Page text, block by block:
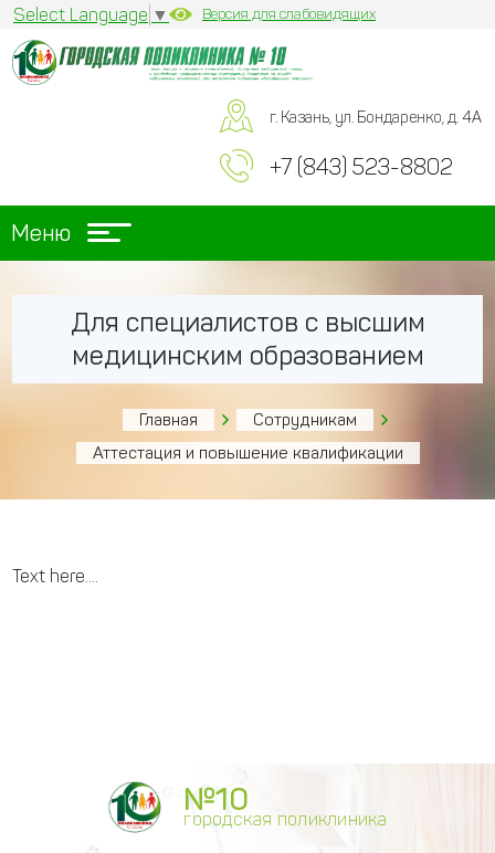
Select Language ▼ Версия для слабовидящих
г. Казань, ул. Бондаренко, д. 4А
+7 (843) 523-8802
Меню
Для специалистов с высшим
медицинским образованием
Главная
Сотрудникам
Аттестация и повышение квалификации
Text here....
№10
городская поликлиника